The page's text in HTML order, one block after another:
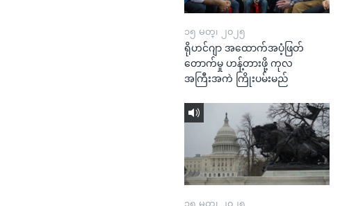
၁၅ မတ္၊ ၂၀၂၅
ရိုဟင်ဂျာ အထောက်အပံ့ဖြတ်
တောက်မှု ဟန့်တားဖို့ ကုလ
အကြီးအကဲ ကြိုးပမ်းမည်
၁၅ မတ္၊ ၂၀၂၅